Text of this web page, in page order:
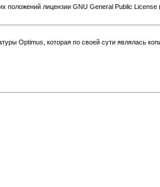
лицензии GNU General Public
Optimus, которая по своей сути являлась